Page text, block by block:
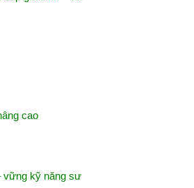
cao
vững kỹ năng sư